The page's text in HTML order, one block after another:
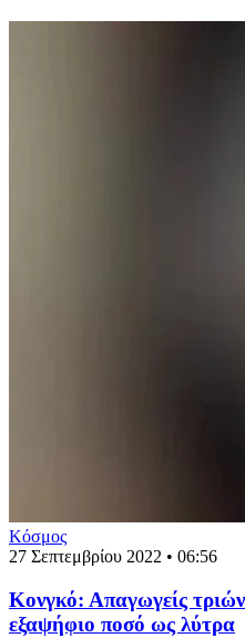
Κόσμος
27 Σεπτεμβρίου 2022 • 06:56
Κονγκό: Απαγωγείς
εξαψήφιο ποσό ως λύτρα